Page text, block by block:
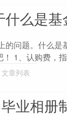
么是
的问题。什么
1、认购费，
文章列表
业相册